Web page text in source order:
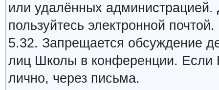
или удалённых
пользуйтесь электронной почтой.
5.32. Запрещается обсуждение
лиц Школы в конференции. Если
лично, через письма.